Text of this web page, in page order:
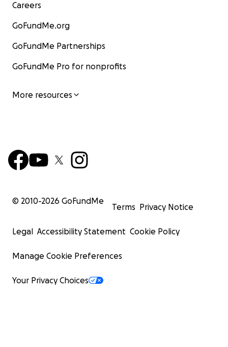
Careers
GoFundMe.org
GoFundMe Partnerships
GoFundMe Pro for nonprofits
More resources
© 2010-2026 GoFundMe
Terms Privacy Notice
Legal Accessibility Statement Cookie Policy
Manage Cookie Preferences
Your Privacy Choices